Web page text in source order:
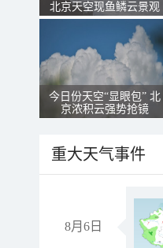
北京天空现鱼鳞云景观
今日份天空“显眼包” 北
京浓积云强势抢镜
重大天气事件
8月6日